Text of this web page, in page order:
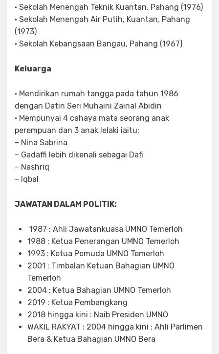
• Sekolah Menengah Teknik Kuantan, Pahang (1976)
• Sekolah Menengah Air Putih, Kuantan, Pahang
(1973)
• Sekolah Kebangsaan Bangau, Pahang (1967)
Keluarga
• Mendirikan rumah tangga pada tahun 1986
dengan Datin Seri Muhaini Zainal Abidin
• Mempunyai 4 cahaya mata seorang anak
perempuan dan 3 anak lelaki iaitu:
– Nina Sabrina
– Gadaffi lebih dikenali sebagai Dafi
– Nashriq
– Iqbal
JAWATAN DALAM POLITIK:
1987 : Ahli Jawatankuasa UMNO Temerloh
1988 : Ketua Penerangan UMNO Temerloh
1993 : Ketua Pemuda UMNO Temerloh
2001 : Timbalan Ketuan Bahagian UMNO
Temerloh
2004 : Ketua Bahagian UMNO Temerloh
2019 : Ketua Pembangkang
2018 hingga kini : Naib Presiden UMNO
WAKIL RAKYAT : 2004 hingga kini : Ahli Parlimen
Bera & Ketua Bahagian UMNO Bera